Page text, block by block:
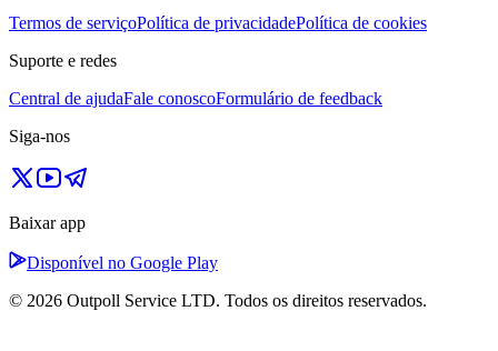
Termos de serviçoPolítica de privacidadePolítica de cookies
Suporte e redes
Central de ajudaFale conoscoFormulário de feedback
Siga-nos
Baixar app
Disponível no Google Play
© 2026 Outpoll Service LTD. Todos os direitos reservados.